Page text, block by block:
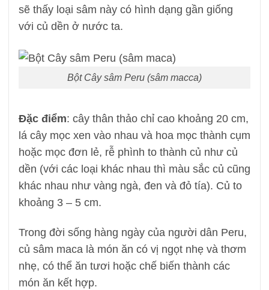
sẽ thấy loại sâm này có hình dạng gần giống
với củ dền ở nước ta.
Bột Cây sâm Peru (sâm macca)
Đặc điểm: cây thân thảo chỉ cao khoảng 20 cm,
lá cây mọc xen vào nhau và hoa mọc thành cụm
hoặc mọc đơn lẻ, rễ phình to thành củ như củ
dền (với các loại khác nhau thì màu sắc củ cũng
khác nhau như vàng ngà, đen và đỏ tía). Củ to
khoảng 3 – 5 cm.
Trong đời sống hàng ngày của người dân Peru,
củ sâm maca là món ăn có vị ngọt nhẹ và thơm
nhẹ, có thể ăn tươi hoặc chế biến thành các
món ăn kết hợp.